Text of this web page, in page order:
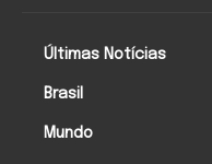
Últimas Notícias
Brasil
Mundo